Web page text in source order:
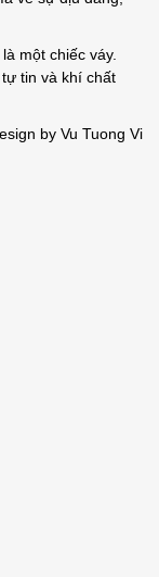
một chiếc váy.
tin và khí chất
by Vu Tuong Vi